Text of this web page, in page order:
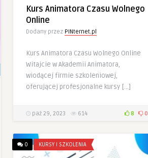
Kurs Animatora Czasu Wolnego
Online
Dodany przez PINternet.pl
Kurs Animatora Czasu Wolnego Online
Witajcie w Akademii Animatora,
wiodącej firmie szkoleniowej,
oferującej profesjonalne kursy […]
paź 29, 2023 614 8 0
0 KURSY I SZKOLENIA